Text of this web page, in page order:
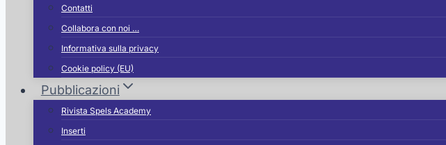
Contatti
Collabora con noi …
Informativa sulla privacy
Cookie policy (EU)
Pubblicazioni
Rivista Spels Academy
Inserti